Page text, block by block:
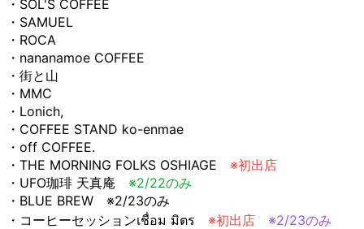
・SOL'S COFFEE
・SAMUEL
・ROCA
・nananamoe COFFEE
・街と山
・MMC
・Lonich,
・COFFEE STAND ko-enmae
・off COFFEE.
・THE MORNING FOLKS OSHIAGE ※初出店
・UFO珈琲 天真庵 ※2/22のみ
・BLUE BREW ※2/23のみ
・コーヒーセッションเชื่อม มิตร ※初出店
※2/23のみ